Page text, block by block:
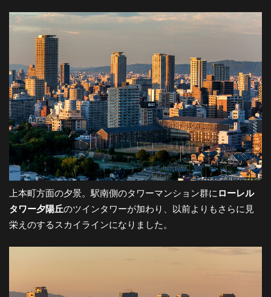
と
都
市
風
景
探
訪-
上本町方面の夕景。駅南側のタワーマンション群に ローレル
タワー夕陽丘のツインタワーが加わり、以前よりもさらに見
栄えのするスカイラインになりました。